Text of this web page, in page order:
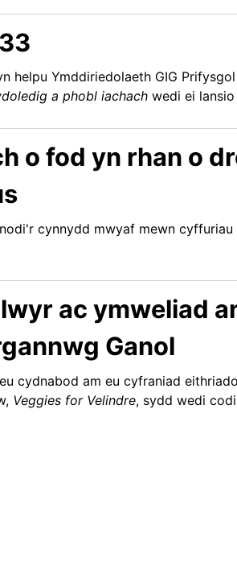
helpu Ymddiriedolaeth GIG Prifysgol
a phobl iachach wedi ei
o fod yn rhan o
cynnydd mwyaf mewn
ac ymweliad
Ganol
cydnabod am eu cyfraniad
Veggies for Velindre, sydd wedi